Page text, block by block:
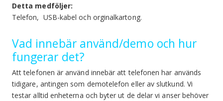
Detta medföljer:
Telefon, USB-kabel och orginalkartong.
Vad innebär använd/demo och hur
fungerar det?
Att telefonen är använd innebär att telefonen har används
tidigare, antingen som demotelefon eller av slutkund. Vi
testar alltid enheterna och byter ut de delar vi anser behöver